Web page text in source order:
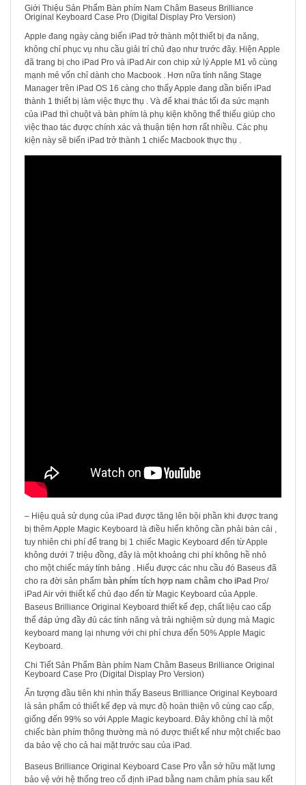
Giới Thiệu Sản Phẩm Bàn phím Nam Châm Baseus Brilliance
Original Keyboard Case Pro (Digital Display Pro Version)
Apple đang ngày càng biến iPad trở thành một thiết bị đa năng,
không chỉ phục vụ nhu cầu giải trí chủ đạo như trước đây. Hiện Apple
đã trang bị cho iPad Pro và iPad Air con chip xử lý Apple M1 vô cùng
mạnh mẻ vốn chỉ dành cho Macbook . Hơn nữa tính năng Stage
Manager trên iPad OS 16 càng cho thấy Apple đang dần biến iPad
thành 1 thiết bị làm việc thực thụ . Và để khai thác tối đa sức mạnh
của iPad thì chuột và bàn phím là phụ kiện không thể thiếu giúp cho
việc thao tác được chính xác và thuận tiện hơn rất nhiều. Các phụ
kiện này sẽ biến iPad trở thành 1 chiếc Macbook thực thụ .
– Hiệu quả sử dụng của iPad được tăng lên bội phần khi được trang
bị thêm Apple Magic Keyboard là điều hiển không cần phải bàn cải ,
tuy nhiên chi phí để trang bị 1 chiếc Magic Keyboard đến từ Apple
không dưới 7 triệu đồng, đây là một khoảng chi phí không hề nhỏ
cho một chiếc máy tính bảng . Hiểu được các nhu cầu đó Baseus đã
cho ra đời sản phẩm bàn phím tích hợp nam châm cho iPad Pro/
iPad Air với thiết kế chủ đạo đến từ Magic Keyboard của Apple.
Baseus Brilliance Original Keyboard thiết kế đẹp, chất liệu cao cấp
thể đáp ứng đầy đủ các tính năng và trải nghiệm sử dụng mà Magic
keyboard mang lại nhưng với chi phí chưa đến 50% Apple Magic
Keyboard.
Chi Tiết Sản Phẩm Bàn phím Nam Châm Baseus Brilliance Original
Keyboard Case Pro (Digital Display Pro Version)
Ấn tượng đầu tiên khi nhìn thấy Baseus Brilliance Original Keyboard
là sản phẩm có thiết kế đẹp và mực độ hoàn thiện vô cùng cao cấp,
giống đến 99% so với Apple Magic keyboard. Đây không chỉ là một
chiếc bàn phím thông thường mà nó được thiết kế như một chiếc bao
da bảo vệ cho cả hai mặt trước sau của iPad.
Baseus Brilliance Original Keyboard Case Pro vẫn sở hữu mặt lưng
bảo vệ với hệ thống treo cố định iPad bằng nam châm phía sau kết